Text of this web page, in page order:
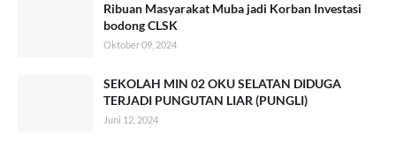
Ribuan Masyarakat Muba jadi Korban Investasi
bodong CLSK
Oktober 09, 2024
SEKOLAH MIN 02 OKU SELATAN DIDUGA
TERJADI PUNGUTAN LIAR (PUNGLI)
Juni 12, 2024